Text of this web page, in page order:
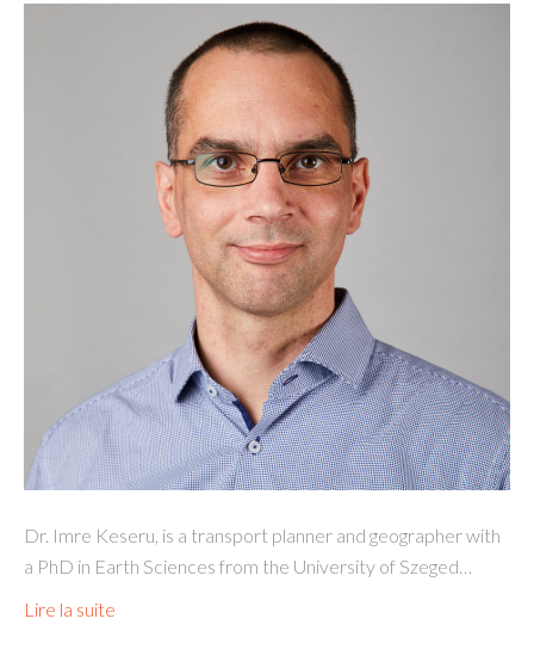
Dr. Imre Keseru, is a transport planner and geographer with
a PhD in Earth Sciences from the University of Szeged…
Lire la suite